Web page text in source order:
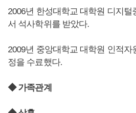
2006년 한성대학교 대학원 디지털
서 석사학위를 받았다.
2009년 중앙대학교 대학원 인적
정을 수료했다.
◆ 가족관계